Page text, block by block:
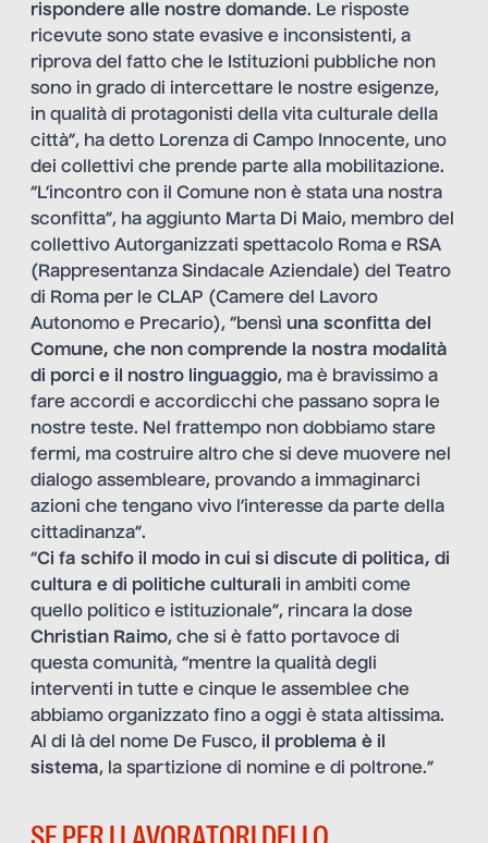
rispondere alle nostre domande. Le risposte
ricevute sono state evasive e inconsistenti, a
riprova del fatto che le Istituzioni pubbliche non
sono in grado di intercettare le nostre esigenze,
in qualità di protagonisti della vita culturale della
città”, ha detto Lorenza di Campo Innocente, uno
dei collettivi che prende parte alla mobilitazione.
“L’incontro con il Comune non è stata una nostra
sconfitta”, ha aggiunto Marta Di Maio, membro del
collettivo Autorganizzati spettacolo Roma e RSA
(Rappresentanza Sindacale Aziendale) del Teatro
di Roma per le CLAP (Camere del Lavoro
Autonomo e Precario), “bensì una sconfitta del
Comune, che non comprende la nostra modalità
di porci e il nostro linguaggio, ma è bravissimo a
fare accordi e accordicchi che passano sopra le
nostre teste. Nel frattempo non dobbiamo stare
fermi, ma costruire altro che si deve muovere nel
dialogo assembleare, provando a immaginarci
azioni che tengano vivo l’interesse da parte della
cittadinanza”.
“Ci fa schifo il modo in cui si discute di politica, di
cultura e di politiche culturali in ambiti come
quello politico e istituzionale”, rincara la dose
Christian Raimo, che si è fatto portavoce di
questa comunità, “mentre la qualità degli
interventi in tutte e cinque le assemblee che
abbiamo organizzato fino a oggi è stata altissima.
Al di là del nome De Fusco, il problema è il
sistema, la spartizione di nomine e di poltrone.”